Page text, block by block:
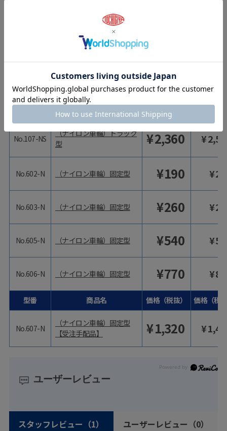
No.107-NS
No.602-N
No.603-N
No.605-N
No.606-N
型番
No.607-N
（ナイロン車輪）トラック
¥
（ナイロン車輪）トラック
型
¥1,860
商品名 価格（税抜）
（ナイロン車輪）トラック
型
¥2,360 ¥
（ナイロン車輪）固定型 ¥190 ¥
（ナイロン車輪）固定型 ¥260 ¥
（ナイロン車輪）固定型 ¥540 ¥
（ナイロン車輪）固定型 ¥770 ¥
商品名 価格（税抜） 価格（税
（ナイロン車輪）固定型
【受注手配品】
¥1,320 ¥
ユーザーレビュー
スタッフレビュー （1） ユーザーレビュー （0）